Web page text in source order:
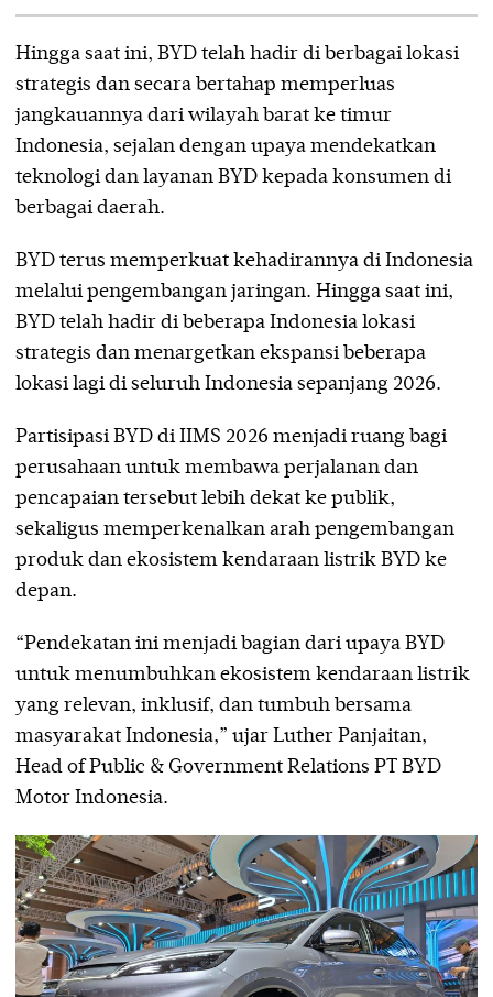
Hingga saat ini, BYD telah hadir di berbagai lokasi
strategis dan secara bertahap memperluas
jangkauannya dari wilayah barat ke timur
Indonesia, sejalan dengan upaya mendekatkan
teknologi dan layanan BYD kepada konsumen di
berbagai daerah.
BYD terus memperkuat kehadirannya di Indonesia
melalui pengembangan jaringan. Hingga saat ini,
BYD telah hadir di beberapa Indonesia lokasi
strategis dan menargetkan ekspansi beberapa
lokasi lagi di seluruh Indonesia sepanjang 2026.
Partisipasi BYD di IIMS 2026 menjadi ruang bagi
perusahaan untuk membawa perjalanan dan
pencapaian tersebut lebih dekat ke publik,
sekaligus memperkenalkan arah pengembangan
produk dan ekosistem kendaraan listrik BYD ke
depan.
“Pendekatan ini menjadi bagian dari upaya BYD
untuk menumbuhkan ekosistem kendaraan listrik
yang relevan, inklusif, dan tumbuh bersama
masyarakat Indonesia,” ujar Luther Panjaitan,
Head of Public & Government Relations PT BYD
Motor Indonesia.